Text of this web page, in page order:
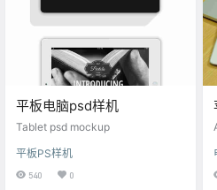
平板电脑psd样机
Tablet psd mockup
平板PS样机
540 0